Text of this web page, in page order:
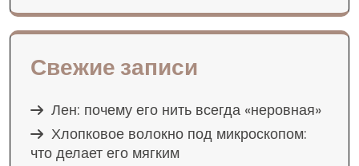
Свежие записи
Лен: почему его нить всегда «неровная»
Хлопковое волокно под микроскопом:
что делает его мягким